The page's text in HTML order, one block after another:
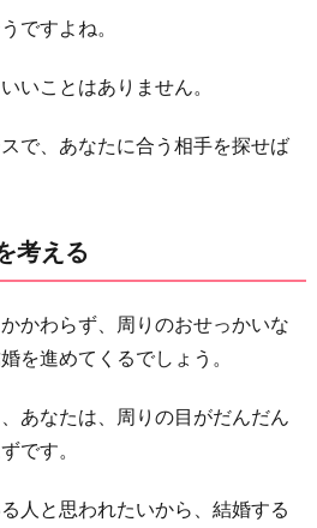
ですよね。
いことはありません。
で、あなたに合う相手を探せば
考える
かわらず、周りのおせっかいな
を進めてくるでしょう。
あなたは、周りの目がだんだん
です。
人と思われたいから、結婚する